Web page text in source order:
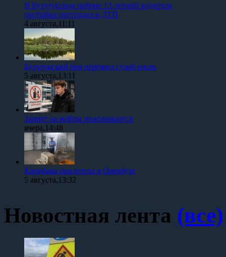
В Бузулукском районе 13-летний водитель
питбайка пострадал в ДТП
4 августа,11:11
Бузулукский бор пережил сухой июль
5 августа,13:11
Запрет на вейпы приближается
вчера,14:48
Капибара прилетела в Оренбург
5 августа,13:32
Новостная лента (все)